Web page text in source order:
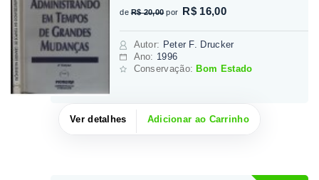
de R$ 20,00 por R$ 16,00
Autor: Peter F. Drucker
Ano: 1996
Conservação: Bom Estado
Ver detalhes Adicionar ao Carrinho